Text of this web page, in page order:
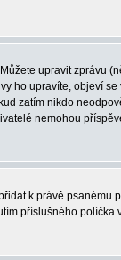
upravit zprávu
ho upravíte, objeví se
zatím nikdo
nemohou
k právě psanému
příslušného políčka